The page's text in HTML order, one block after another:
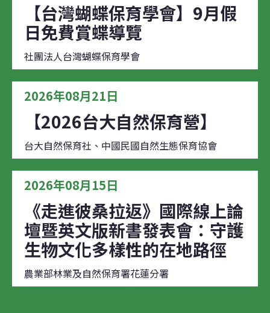
【台灣蝴蝶保育學會】9月假
日免費賞蝶導覽
社團法人台灣蝴蝶保育學會
2026年08月21日
【2026台大自然保育營】
台大自然保育社、中國民國自然生態保育協會
2026年08月15日
《走進彼桑拉返》國際線上論
壇暨英文版新書發表會：守護
生物文化多樣性的在地路徑
農業部林業及自然保育署花蓮分署